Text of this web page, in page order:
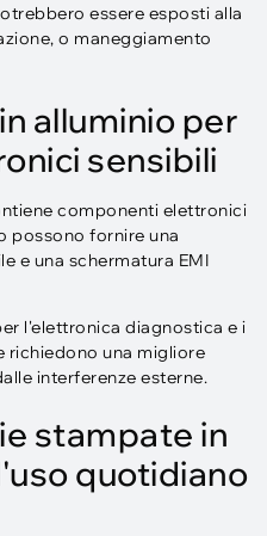
essere esposti alla
o maneggiamento
alluminio per
sensibili
componenti elettronici
possono fornire una
e una schermatura EMI
l'elettronica diagnostica e i
richiedono una migliore
interferenze esterne.
stampate in
quotidiano